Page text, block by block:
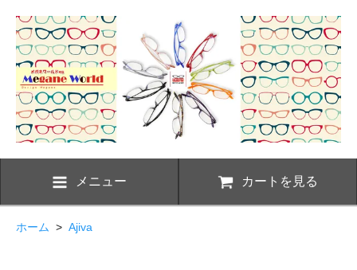
メニュー カートを見る
ホーム > Ajiva